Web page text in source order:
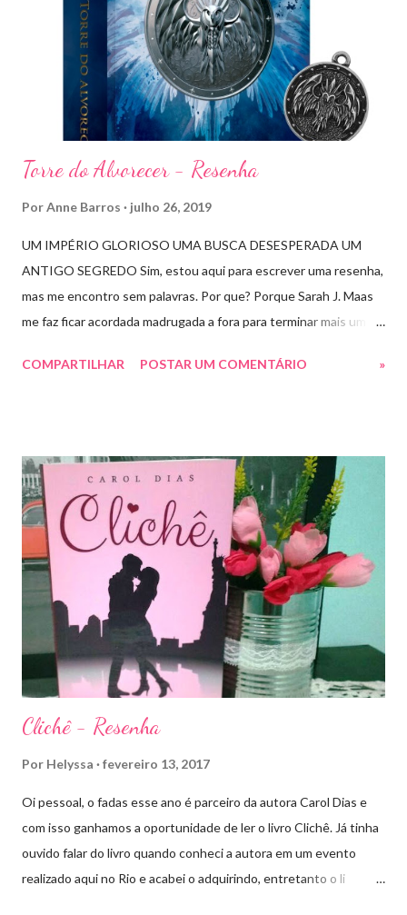
Torre do Alvorecer - Resenha
PorAnne Barros julho 26, 2019
UM IMPÉRIO GLORIOSO UMA BUSCA DESESPERADA UM
ANTIGO SEGREDO Sim, estou aqui para escrever uma resenha,
mas me encontro sem palavras. Por que? Porque Sarah J. Maas
me faz ficar acordada madrugada a fora para terminar mais um
romance da Saga Trono de Vidro que ocorre simultaneamente
todos meio atordoados com tudo que Dorian e Aelin fizeram e,
principalmente, descobriram sobre o Pai do Príncipe, agora Rei
de Ardalan. Todos têm uma missão nessa guerra mesmo que
ainda um pouco indefinida. Aelin deixa Ardalan nas mãos de seu
Rei e segue com sua corte para casa, para finalmente rever seu
lar, Terrasen. Com um novo rei no trono, Chaol Westfall passa a
ser Mão do Rei de Ardalan, e Nesryn Faliq a nova Capitã da
Guarda. Entret...
COMPARTILHAR POSTAR UM COMENTÁRIO »
Clichê - Resenha
Por Helyssa fevereiro 13, 2017
Oi pessoal, o fadas esse ano é parceiro da autora Carol Dias e
com isso ganhamos a oportunidade de ler o livro Clichê. Já tinha
ouvido falar do livro quando conheci a autora em um evento
realizado aqui no Rio e acabei o adquirindo, entretanto o li